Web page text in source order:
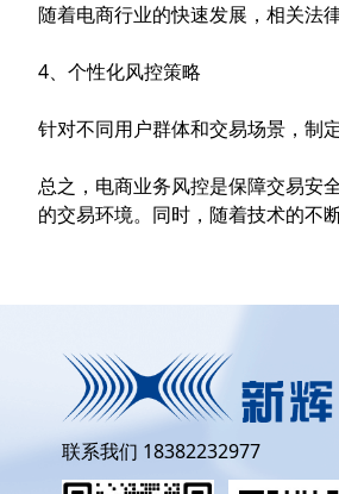
随着电商行业的快速发展，相关法
4、个性化风控策略
针对不同用户群体和交易场景，制
总之，电商业务风控是保障交易安
的交易环境。同时，随着技术的不
联系我们 18382232977